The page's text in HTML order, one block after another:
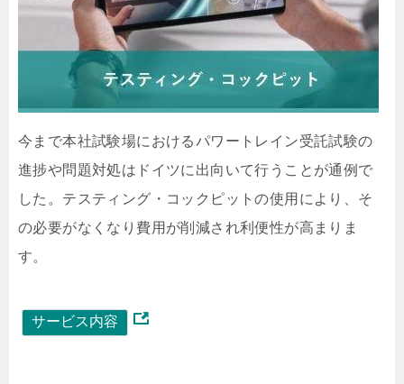
今まで本社試験場におけるパワートレイン受託試験の
進捗や問題対処はドイツに出向いて行うことが通例で
した。テスティング・コックピットの使用により、そ
の必要がなくなり費用が削減され利便性が高まりま
す。